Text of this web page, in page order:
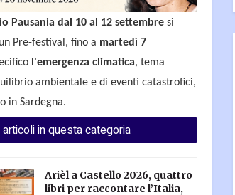
Pausania dal 10 al 12 settembre si
Pre-festival, fino a martedì 7
l'emergenza climatica, tema
ambientale e di eventi catastrofici,
in Sardegna.
in questa categoria
Arièl a Castello 2026, quattro
libri per raccontare l’Italia,